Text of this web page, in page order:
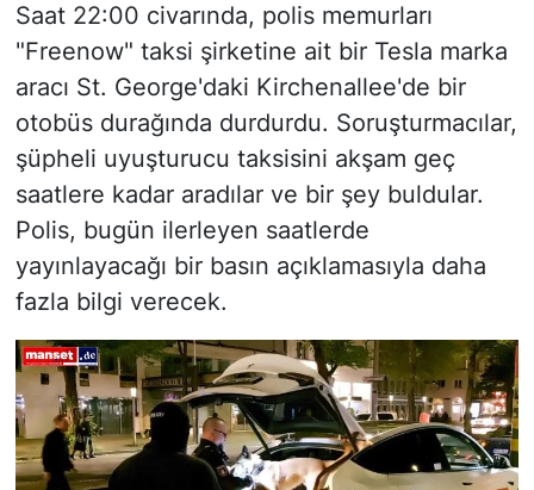
Saat 22:00 civarında, polis memurları
"Freenow" taksi şirketine ait bir Tesla marka
aracı St. George'daki Kirchenallee'de bir
otobüs durağında durdurdu. Soruşturmacılar,
şüpheli uyuşturucu taksisini akşam geç
saatlere kadar aradılar ve bir şey buldular.
Polis, bugün ilerleyen saatlerde
yayınlayacağı bir basın açıklamasıyla daha
fazla bilgi verecek.